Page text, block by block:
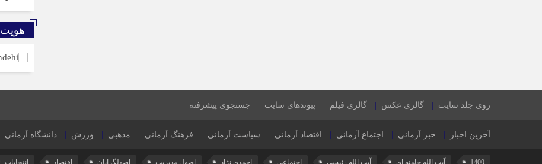
روی جلد سایت گالری عکس گالری فیلم پیوندهای سایت جستجوی پیشرفته
آخرین اخبار خبر آرمانی اجتماع آرمانی اقتصاد آرمانی سیاست آرمانی فرهنگ آرمانی مذهبی ورزش دانشگاه آرمانی
1400 آیت الله خامنه ای آیت الله رئیسی اجتماعی احمدی نژاد اصول مدیریت اصولگرایان اقتصاد انتخابات